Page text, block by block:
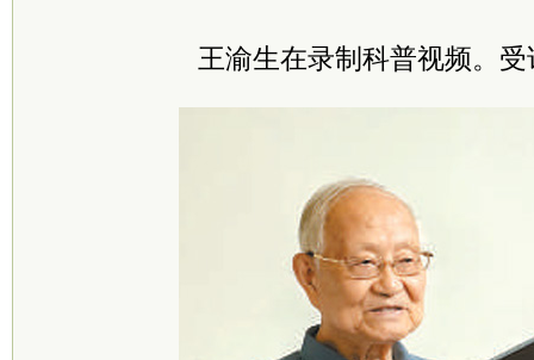
王渝生在录制科普视频。